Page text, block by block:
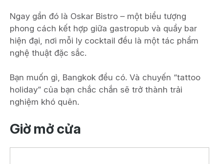
Ngay gần đó là Oskar Bistro – một biểu tượng
phong cách kết hợp giữa gastropub và quầy bar
hiện đại, nơi mỗi ly cocktail đều là một tác phẩm
nghệ thuật đặc sắc.
Bạn muốn gì, Bangkok đều có. Và chuyến “tattoo
holiday” của bạn chắc chắn sẽ trở thành trải
nghiệm khó quên.
Giờ mở cửa